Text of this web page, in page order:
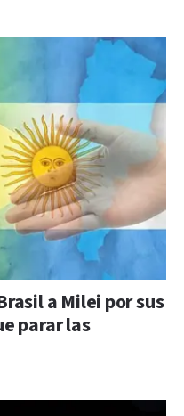
a Milei por sus
parar las